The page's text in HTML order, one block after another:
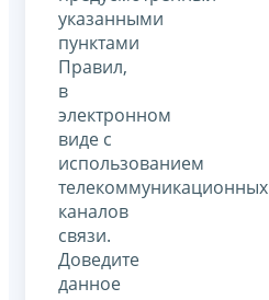
указанными
пунктами
Правил,
в
электронном
виде с
использованием
телекоммуникационных
каналов
связи.
Доведите
данное